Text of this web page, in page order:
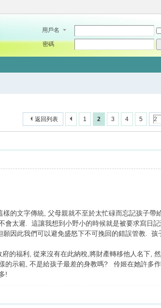
用戶名
密碼
1 2 3 4 5
返回列表
的文字傳統, 父母親就不至於太忙碌而忘記孩子帶
太遲. 這讓我想到小野小的時候就是被要求寫日
因此我們可以避免盛怒下不可挽回的錯誤管教. 孩
的福利, 從來沒有在此納稅,將財產轉移他人名下,
的示範, 不是給孩子最差的身教嗎? 伶姬在她許多
!